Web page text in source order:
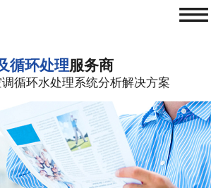
循环处理服务商
调循环水处理系统分析解决方案
≡